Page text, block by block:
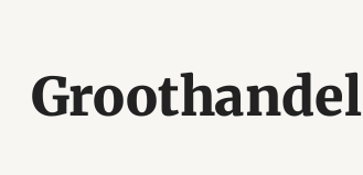
Groothandel